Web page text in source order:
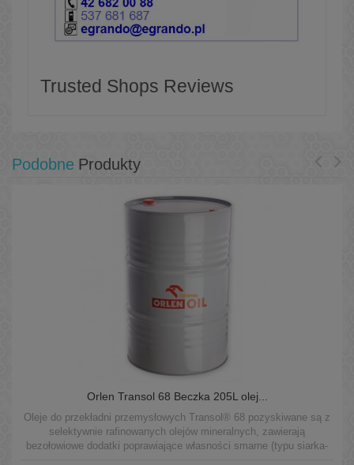
Trusted Shops Reviews
Podobne Produkty
Orlen Transol 68 Beczka 205L olej...
Oleje do przekładni przemysłowych Transol® 68 pozyskiwane są z
selektywnie rafinowanych olejów mineralnych, zawierają
bezołowiowe dodatki poprawiające własności smarne (typu siarka-